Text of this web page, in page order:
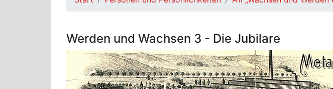
Werden und Wachsen 3 - Die Jubilare